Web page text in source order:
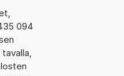
094